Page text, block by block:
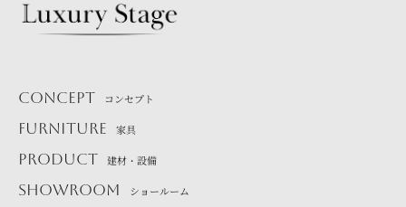
CONCEPT コンセプト
FURNITURE 家具
PRODUCT 建材・設備
SHOWROOM ショールーム